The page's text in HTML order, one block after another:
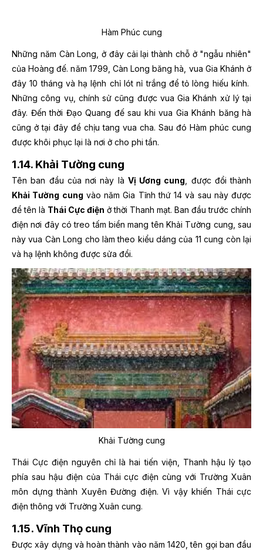
Hàm Phúc cung
Những năm Càn Long, ở đây cải lại thành chỗ ở "ngẫu nhiên"
của Hoàng đế. năm 1799, Càn Long băng hà, vua Gia Khánh ở
đây 10 tháng và hạ lệnh chỉ lót nỉ trắng để tỏ lòng hiếu kính.
Những công vụ, chính sử cũng được vua Gia Khánh xử lý tại
đây. Đến thời Đạo Quang đế sau khi vua Gia Khánh băng hà
cũng ở tại đây để chịu tang vua cha. Sau đó Hàm phúc cung
được khôi phục lại là nơi ở cho phi tần.
1.14. Khải Tường cung
Tên ban đầu của nơi này là Vị Ương cung , được đổi thành
Khải Tường cung vào năm Gia Tĩnh thứ 14 và sau này được
để tên là Thái Cực điện ở thời Thanh mạt. Ban đầu trước chính
điện nơi đây có treo tấm biển mang tên Khải Tường cung, sau
này vua Càn Long cho làm theo kiểu dáng của 11 cung còn lại
và hạ lệnh không được sửa đổi.
Khải Tường cung
Thái Cực điện nguyên chỉ là hai tiến viện, Thanh hậu lỳ tạo
phía sau hậu điện của Thái cực điện cùng với Trường Xuân
môn dựng thành Xuyên Đường điện. Vì vậy khiến Thái cực
điện thông với Trường Xuân cung.
1.15. Vĩnh Thọ cung
Được xây dựng và hoàn thành vào năm 1420, tên gọi ban đầu